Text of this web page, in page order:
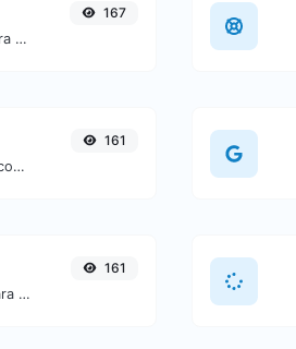
Converta facilmente arquivos de imagem JPG para GIF.
167
Verifique se um site está usando o algoritmo de compactação Brotli ou não.
161
Converta facilmente arquivos de imagem PNG para ICO.
161